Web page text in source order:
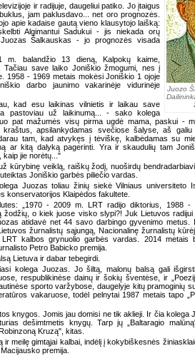
Juozo
ir radijuje, daugeliui patiko. Jo įtaigus
jam paklusdavo... net oro prognozės.
apie kadaise gautą vieno klausytojo laišką:
Algimantui Sadukui - jis niekada orų
Šalkauskas - jo prognozės visada
m. balandžio 13 dieną, Kalpokų kaime,
Tačiau save laiko Joniškio žmogumi, nes į
1958 - 1969 metais mokėsi Joniškio 1 ojoje
darbo jaunimo vakarinėje vidurinėje
kad esu laikinas vilnietis ir laikau save
pastoviau už laikinumą... - sako kolega
pat mažumės visų pirma ugdė mama, paskui -
apsilankydamas svečiose šalyse, aš
tam, kad atvykęs į tėviškę, kalbėdamas su
ar kitą dalyką pagerinti. Yra ir skaudulių tam
kaip jie norėtų..."
kūrybinę veiklą, raiškų žodį, nuoširdų
Joniškio garbės piliečio vardas.
Juozas toliau žinių siekė Vilniaus universiteto
konservatorijos Klaipėdos fakultete.
„1970 - 2009 m. LRT radijo diktorius, 1988 -
žodžių, o kiek juose visko slypi?! Juk Lietuvos radijui
atidavė net 44 savo darbingo gyvenimo metus.
žurnalistų sąjungą, Nacionalinę žurnalistų
kalbos grynuolio garbės vardas. 2014 metais
Petro Babicko premija.
Lietuva ir dabar tebegirdi.
kolega Juozas. Jo šiltą, malonų balsą gali
respublikinėse dainų ir šokių šventėse, ir
sporto varžybose, daugelyje kitų pramoginių
vakaruose, todėl pelnytai 1987 metais tapo
knygos. Jomis jau domisi ne tik aklieji. Ir čia kolega
dešimtmetis knygų. Tarp jų „Baltaragio
Kruzą", kitas.
ir meilę gimtąjai kalbai, indėlį į kokybiškesnės
premija.